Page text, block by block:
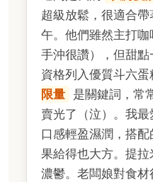
超級放鬆，很適合
午。他們雖然主打咖
手沖很讚），但甜
資格列入優質斗六蛋
限量 是關鍵詞，常
賣光了（泣）。我最
口感輕盈濕潤，搭
果給得也大方。提
濃鬱。老闆娘對食材